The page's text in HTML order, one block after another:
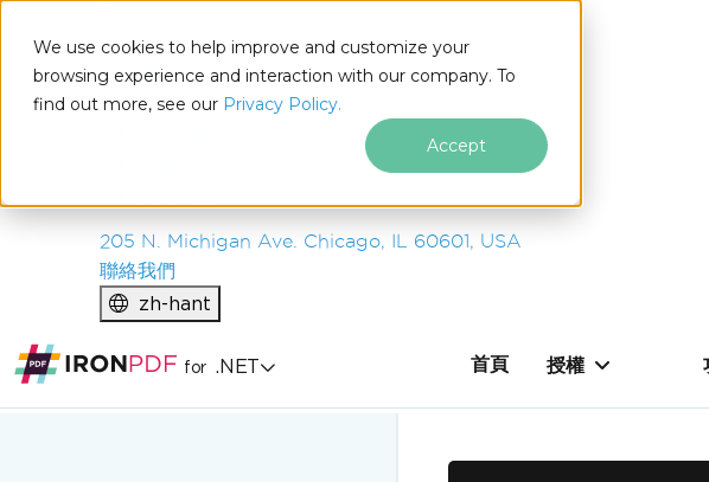
We use cookies to help improve and customize your
browsing experience and interaction with our company. To
find out more, see our Privacy Policy.
Accept
IRONSOFTWARE
產品
企業
205 N. Michigan Ave. Chicago, IL 60601, USA
聯絡我們
zh-hant
for .NET 首頁 授權